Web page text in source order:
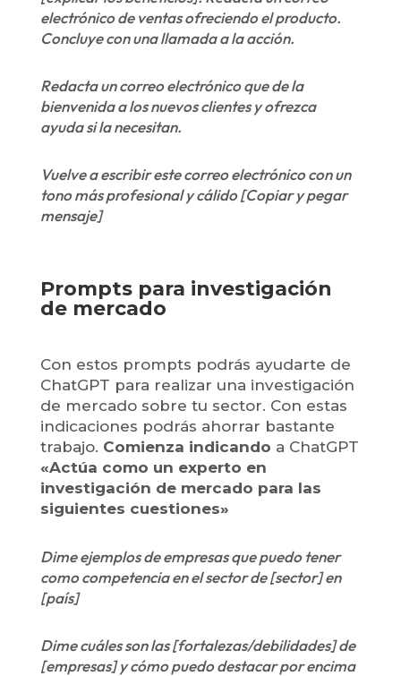
electrónico de ventas ofreciendo el producto.
Concluye con una llamada a la acción.
Redacta un correo electrónico que de la
bienvenida a los nuevos clientes y ofrezca
ayuda si la necesitan.
Vuelve a escribir este correo electrónico con un
tono más profesional y cálido [Copiar y pegar
mensaje]
Prompts para investigación
de mercado
Con estos prompts podrás ayudarte de
ChatGPT para realizar una investigación
de mercado sobre tu sector. Con estas
indicaciones podrás ahorrar bastante
trabajo. Comienza indicando a ChatGPT
«Actúa como un experto en
investigación de mercado para las
siguientes cuestiones»
Dime ejemplos de empresas que puedo tener
como competencia en el sector de [sector] en
[país]
Dime cuáles son las [fortalezas/debilidades] de
[empresas] y cómo puedo destacar por encima